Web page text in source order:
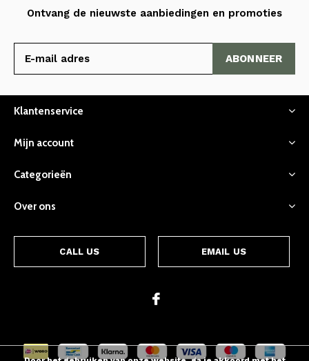
Ontvang de nieuwste aanbiedingen en promoties
ABONNEER
Klantenservice
Mijn account
Categorieën
Over ons
CALL US EMAIL US